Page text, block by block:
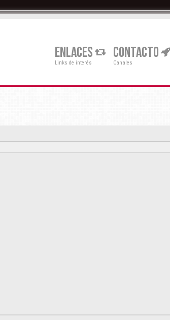
ENLACES
Links de interés
CONTACTO
Canales